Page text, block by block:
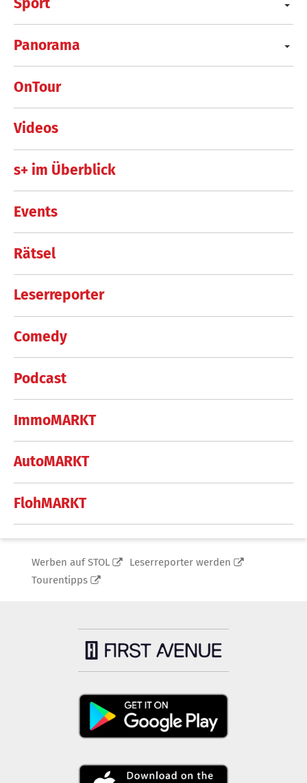
Panorama
OnTour
Videos
s+ im Überblick
Events
Rätsel
Leserreporter
Comedy
Podcast
ImmoMARKT
AutoMARKT
FlohMARKT
Werben auf STOL
Leserreporter werden
Tourentipps